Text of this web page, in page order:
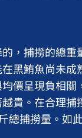
，捕撈的總重
黑鮪魚尚未成
價呈現負相關
貴。在合理捕
總捕撈量。如